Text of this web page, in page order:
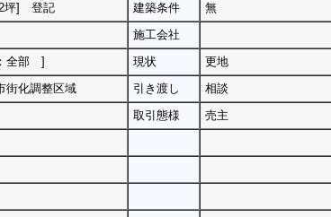
坪] 登記 建築条件
無
施工会社
全部 ] 現状
更地
街化調整区域 引き渡し
相談
取引態様
売主